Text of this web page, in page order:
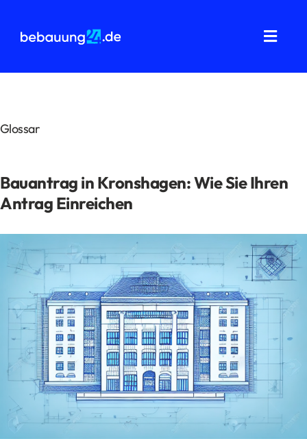
springen
Bauantrag
Über uns
FAQ
Kontakt
Datenschutz
Impressum
Glossar
Glossar
Bauantrag in Kronshagen: Wie Sie Ihren
Antrag Einreichen